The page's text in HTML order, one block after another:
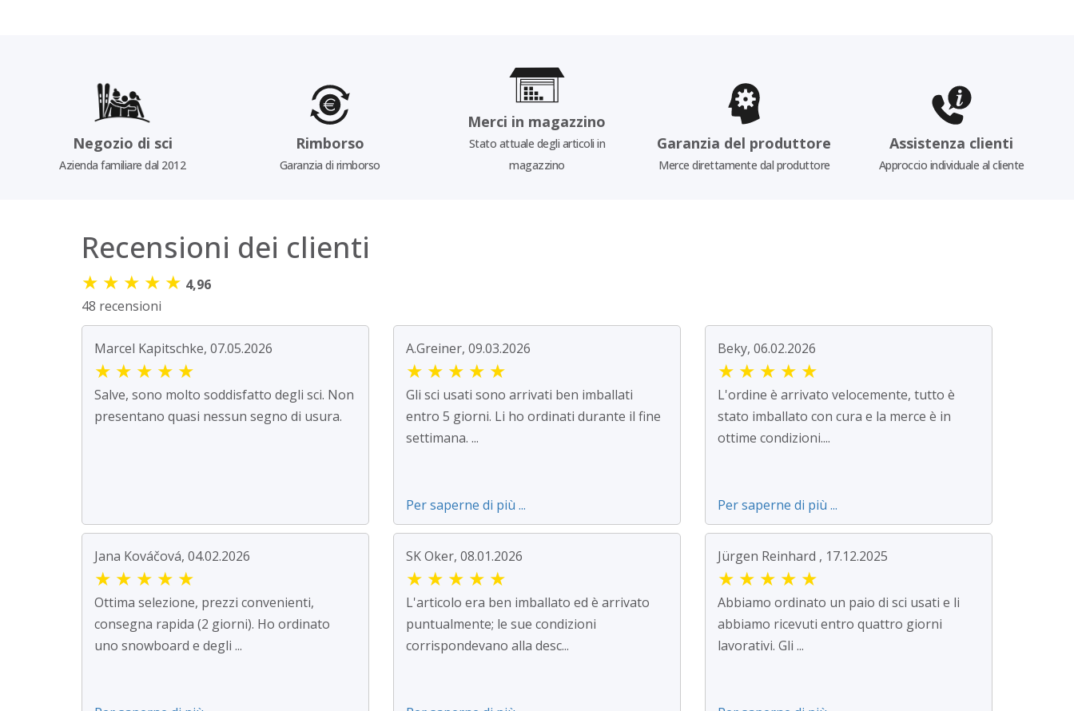
Negozio di sci
Azienda familiare dal 2012
Rimborso
Garanzia di rimborso
Merci in magazzino
Stato attuale degli articoli in
magazzino
Garanzia del produttore
Merce direttamente dal produttore
Assistenza clienti
Approccio individuale al cliente
Recensioni dei clienti
★ ★ ★ ★ ★ 4,96
48 recensioni
Marcel Kapitschke, 07.05.2026
★ ★ ★ ★ ★
Salve, sono molto soddisfatto degli sci. Non
presentano quasi nessun segno di usura.
A.Greiner, 09.03.2026
★ ★ ★ ★ ★
Gli sci usati sono arrivati ben imballati
entro 5 giorni. Li ho ordinati durante il fine
settimana. ...
Per saperne di più ...
Beky, 06.02.2026
★ ★ ★ ★ ★
L'ordine è arrivato velocemente, tutto è
stato imballato con cura e la merce è in
ottime condizioni....
Per saperne di più ...
Jana Kováčová, 04.02.2026
★ ★ ★ ★ ★
Ottima selezione, prezzi convenienti,
consegna rapida (2 giorni). Ho ordinato
uno snowboard e degli ...
SK Oker, 08.01.2026
★ ★ ★ ★ ★
L'articolo era ben imballato ed è arrivato
puntualmente; le sue condizioni
corrispondevano alla desc...
Jürgen Reinhard , 17.12.2025
★ ★ ★ ★ ★
Abbiamo ordinato un paio di sci usati e li
abbiamo ricevuti entro quattro giorni
lavorativi. Gli ...